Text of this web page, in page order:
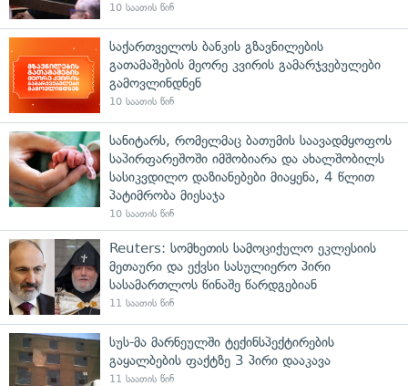
10 საათის წინ
საქართველოს ბანკის გზავნილების
გათამაშების მეორე კვირის გამარჯვებულები
გამოვლინდნენ
10 საათის წინ
სანიტარს, რომელმაც ბათუმის საავადმყოფოს
საპირფარეშოში იმშობიარა და ახალშობილს
სასიკვდილო დაზიანებები მიაყენა, 4 წლით
პატიმრობა მიესაჯა
10 საათის წინ
Reuters: სომხეთის სამოციქულო ეკლესიის
მეთაური და ექვსი სასულიერო პირი
სასამართლოს წინაშე წარდგებიან
11 საათის წინ
სუს-მა მარნეულში ტექინსპექტირების
გაყალბების ფაქტზე 3 პირი დააკავა
11 საათის წინ